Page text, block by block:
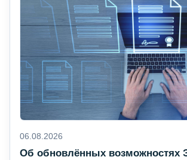
06.08.2026
Об обновлённых возможностях